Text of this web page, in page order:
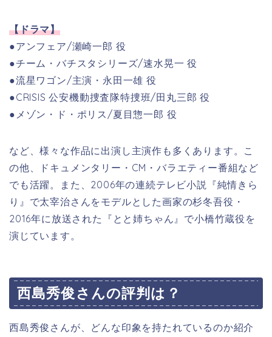
【ドラマ】
●アンフェア/瀬崎一郎 役
●チーム・バチスタシリーズ/速水晃一 役
●流星ワゴン/主演・永田一雄 役
●CRISIS 公安機動捜査隊特捜班/田丸三郎 役
●メゾン・ド・ポリス/夏目惣一郎 役
など、様々な作品に出演し主演作も多くあります。こ
の他、ドキュメンタリー・CM・バラエティー番組など
でも活躍。また、2006年の連続テレビ小説『純情きら
り』で太宰治さんをモデルとした画家の杉冬吾役・
2016年に放送された『 とと姉ちゃん』で小橋竹蔵役を
演じています。
西島秀俊さんの評判は？
西島秀俊さんが、どんな印象を持たれているのか紹介